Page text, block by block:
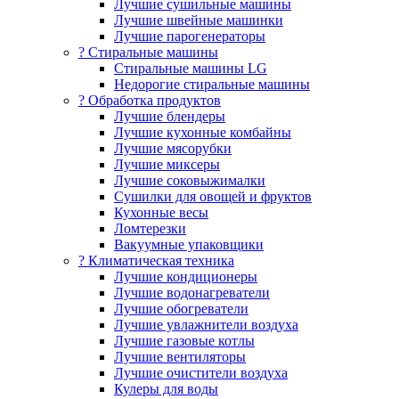
Лучшие сушильные машины
Лучшие швейные машинки
Лучшие парогенераторы
? Стиральные машины
Стиральные машины LG
Недорогие стиральные машины
? Обработка продуктов
Лучшие блендеры
Лучшие кухонные комбайны
Лучшие мясорубки
Лучшие миксеры
Лучшие соковыжималки
Сушилки для овощей и фруктов
Кухонные весы
Ломтерезки
Вакуумные упаковщики
?️ Климатическая техника
Лучшие кондиционеры
Лучшие водонагреватели
Лучшие обогреватели
Лучшие увлажнители воздуха
Лучшие газовые котлы
Лучшие вентиляторы
Лучшие очистители воздуха
Кулеры для воды